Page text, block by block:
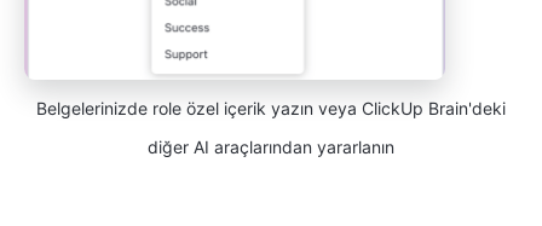
Belgelerinizde role özel içerik yazın veya ClickUp Brain'deki
diğer AI araçlarından yararlanın